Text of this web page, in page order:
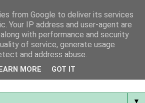
der Region immer auf dem
▼
from Google to deliver its services
Your IP address and user-agent are
with performance and security
of service, generate usage
and address abuse.
MORE GOT IT